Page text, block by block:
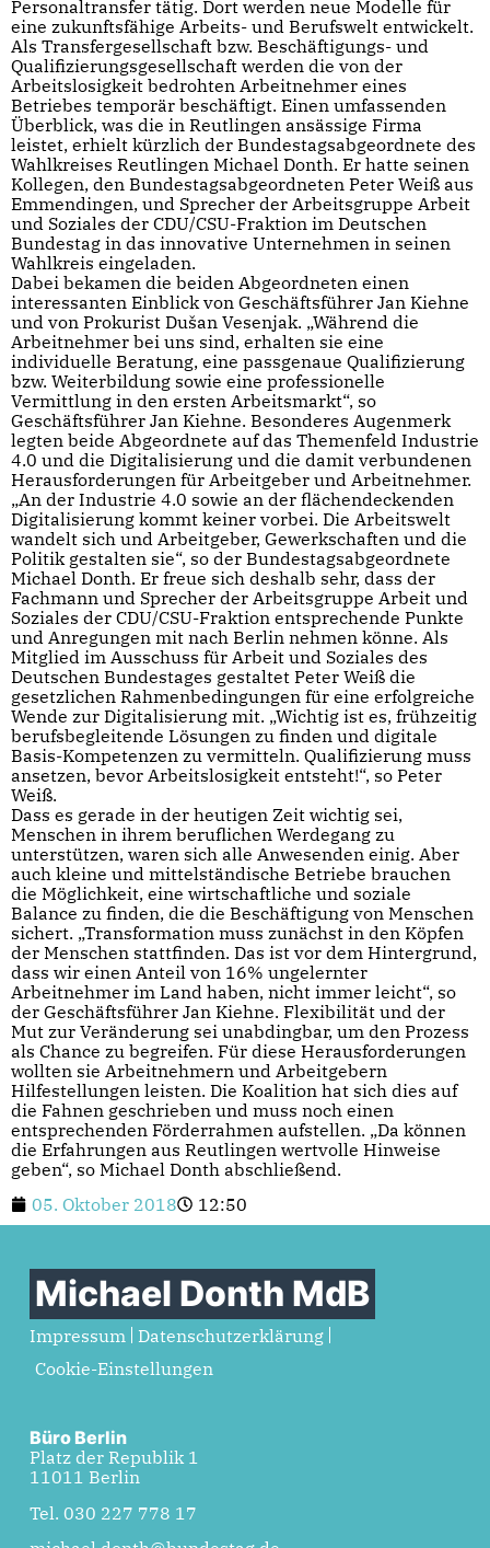
Personaltransfer tätig. Dort werden neue Modelle für
eine zukunftsfähige Arbeits- und Berufswelt entwickelt.
Als Transfergesellschaft bzw. Beschäftigungs- und
Qualifizierungsgesellschaft werden die von der
Arbeitslosigkeit bedrohten Arbeitnehmer eines
Betriebes temporär beschäftigt. Einen umfassenden
Überblick, was die in Reutlingen ansässige Firma
leistet, erhielt kürzlich der Bundestagsabgeordnete des
Wahlkreises Reutlingen Michael Donth. Er hatte seinen
Kollegen, den Bundestagsabgeordneten Peter Weiß aus
Emmendingen, und Sprecher der Arbeitsgruppe Arbeit
und Soziales der CDU/CSU-Fraktion im Deutschen
Bundestag in das innovative Unternehmen in seinen
Wahlkreis eingeladen.
Dabei bekamen die beiden Abgeordneten einen
interessanten Einblick von Geschäftsführer Jan Kiehne
und von Prokurist Dušan Vesenjak. „Während die
Arbeitnehmer bei uns sind, erhalten sie eine
individuelle Beratung, eine passgenaue Qualifizierung
bzw. Weiterbildung sowie eine professionelle
Vermittlung in den ersten Arbeitsmarkt“, so
Geschäftsführer Jan Kiehne. Besonderes Augenmerk
legten beide Abgeordnete auf das Themenfeld Industrie
4.0 und die Digitalisierung und die damit verbundenen
Herausforderungen für Arbeitgeber und Arbeitnehmer.
„An der Industrie 4.0 sowie an der flächendeckenden
Digitalisierung kommt keiner vorbei. Die Arbeitswelt
wandelt sich und Arbeitgeber, Gewerkschaften und die
Politik gestalten sie“, so der Bundestagsabgeordnete
Michael Donth. Er freue sich deshalb sehr, dass der
Fachmann und Sprecher der Arbeitsgruppe Arbeit und
Soziales der CDU/CSU-Fraktion entsprechende Punkte
und Anregungen mit nach Berlin nehmen könne. Als
Mitglied im Ausschuss für Arbeit und Soziales des
Deutschen Bundestages gestaltet Peter Weiß die
gesetzlichen Rahmenbedingungen für eine erfolgreiche
Wende zur Digitalisierung mit. „Wichtig ist es, frühzeitig
berufsbegleitende Lösungen zu finden und digitale
Basis-Kompetenzen zu vermitteln. Qualifizierung muss
ansetzen, bevor Arbeitslosigkeit entsteht!“, so Peter
Weiß.
Dass es gerade in der heutigen Zeit wichtig sei,
Menschen in ihrem beruflichen Werdegang zu
unterstützen, waren sich alle Anwesenden einig. Aber
auch kleine und mittelständische Betriebe brauchen
die Möglichkeit, eine wirtschaftliche und soziale
Balance zu finden, die die Beschäftigung von Menschen
sichert. „Transformation muss zunächst in den Köpfen
der Menschen stattfinden. Das ist vor dem Hintergrund,
dass wir einen Anteil von 16% ungelernter
Arbeitnehmer im Land haben, nicht immer leicht“, so
der Geschäftsführer Jan Kiehne. Flexibilität und der
Mut zur Veränderung sei unabdingbar, um den Prozess
als Chance zu begreifen. Für diese Herausforderungen
wollten sie Arbeitnehmern und Arbeitgebern
Hilfestellungen leisten. Die Koalition hat sich dies auf
die Fahnen geschrieben und muss noch einen
entsprechenden Förderrahmen aufstellen. „Da können
die Erfahrungen aus Reutlingen wertvolle Hinweise
geben“, so Michael Donth abschließend.
05. Oktober 2018
12:50
Michael Donth MdB
Impressum
Datenschutzerklärung
Cookie-Einstellungen
Büro Berlin
Platz der Republik 1
11011 Berlin
Tel. 030 227 778 17